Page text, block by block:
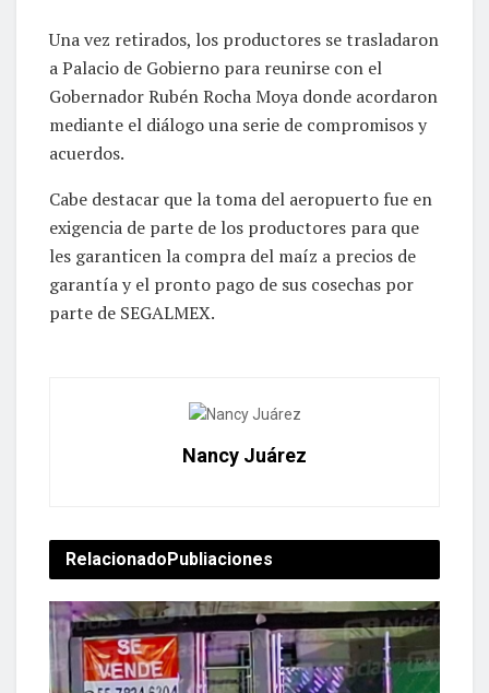
Una vez retirados, los productores se trasladaron
a Palacio de Gobierno para reunirse con el
Gobernador Rubén Rocha Moya donde acordaron
mediante el diálogo una serie de compromisos y
acuerdos.
Cabe destacar que la toma del aeropuerto fue en
exigencia de parte de los productores para que
les garanticen la compra del maíz a precios de
garantía y el pronto pago de sus cosechas por
parte de SEGALMEX.
Nancy Juárez
RelacionadoPubliaciones